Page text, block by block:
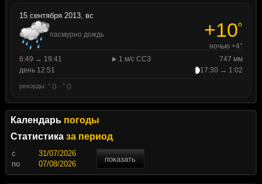
15 сентября 2013, вс
пасмурно дождь +10°
ночью +4°
6:49 → 19:41
1 м/с ССЗ
747 мм
день 12:51
17:30 → 1:02
рекорды: ° () · ° ()
Календарь погоды
Статистика за период
c
показать
по